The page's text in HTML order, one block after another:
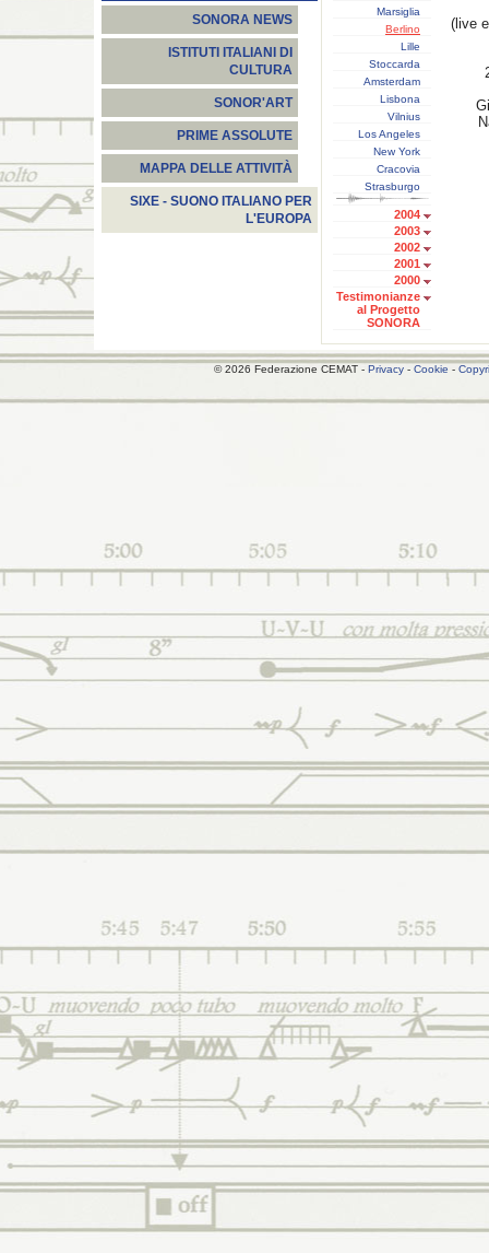
SONORA NEWS
ISTITUTI ITALIANI DI
CULTURA
SONOR'ART
PRIME ASSOLUTE
MAPPA DELLE ATTIVITÀ
SIXE - SUONO ITALIANO PER
L'EUROPA
Marsiglia
Berlino
Lille
Stoccarda
Amsterdam
Lisbona
Vilnius
Los Angeles
New York
Cracovia
Strasburgo
2004
2003
2002
2001
2000
Testimonianze
al Progetto
SONORA
(live
© 2026 Federazione CEMAT - Privacy- Cookie -